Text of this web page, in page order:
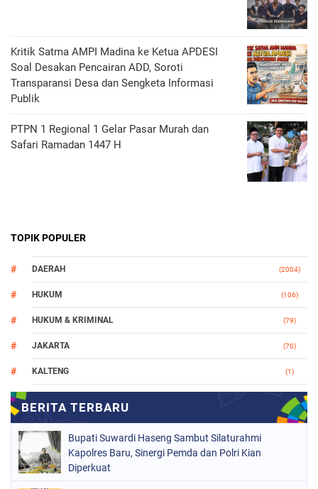
Kritik Satma AMPI Madina ke Ketua APDESI
Soal Desakan Pencairan ADD, Soroti
Transparansi Desa dan Sengketa Informasi
Publik
PTPN 1 Regional 1 Gelar Pasar Murah dan
Safari Ramadan 1447 H
TOPIK POPULER
DAERAH (2004)
HUKUM (106)
HUKUM & KRIMINAL (79)
JAKARTA (70)
KALTENG (1)
(78)
NASIONAL (748)
ORGANISASI
PERISTIWA
Bupati Suwardi Haseng Sambut Silaturahmi
Kapolres Baru, Sinergi Pemda dan Polri Kian
Diperkuat